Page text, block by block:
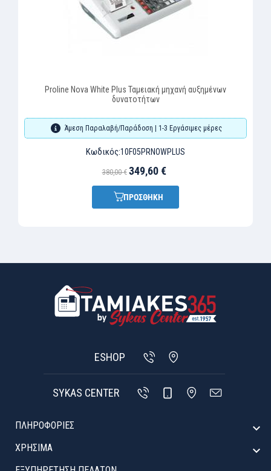
Proline Nova White Plus Ταμειακή μηχανή αυξημένων
δυνατοτήτων
Άμεση Παραλαβή/Παράδοση | 1-3 Εργάσιμες μέρες
Κωδικός:10F05PRNOWPLUS
380,00 € 349,60 €
ΠΡΟΣΘΗΚΗ
ESHOP
SYKAS CENTER
ΠΛΗΡΟΦΟΡΙΕΣ 
ΧΡΉΣΙΜΑ 